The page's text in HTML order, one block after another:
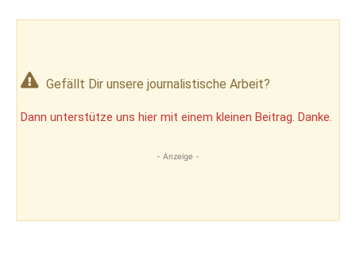
Gefällt Dir unsere journalistische Arbeit?
Dann unterstütze uns hier mit einem kleinen Beitrag. Danke.
- Anzeige -